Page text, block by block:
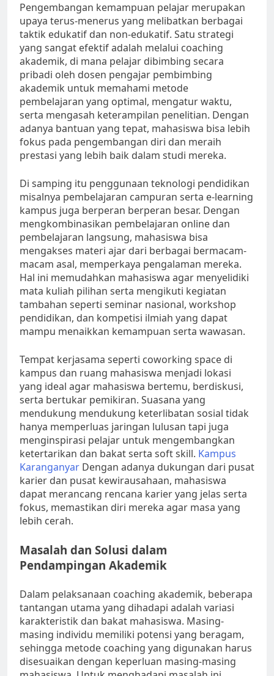
Pengembangan kemampuan pelajar merupakan
upaya terus-menerus yang melibatkan berbagai
taktik edukatif dan non-edukatif. Satu strategi
yang sangat efektif adalah melalui coaching
akademik, di mana pelajar dibimbing secara
pribadi oleh dosen pengajar pembimbing
akademik untuk memahami metode
pembelajaran yang optimal, mengatur waktu,
serta mengasah keterampilan penelitian. Dengan
adanya bantuan yang tepat, mahasiswa bisa lebih
fokus pada pengembangan diri dan meraih
prestasi yang lebih baik dalam studi mereka.
Di samping itu penggunaan teknologi pendidikan
misalnya pembelajaran campuran serta e-learning
kampus juga berperan berperan besar. Dengan
mengkombinasikan pembelajaran online dan
pembelajaran langsung, mahasiswa bisa
mengakses materi ajar dari berbagai bermacam-
macam asal, memperkaya pengalaman mereka.
Hal ini memudahkan mahasiswa agar menyelidiki
mata kuliah pilihan serta mengikuti kegiatan
tambahan seperti seminar nasional, workshop
pendidikan, dan kompetisi ilmiah yang dapat
mampu menaikkan kemampuan serta wawasan.
Tempat kerjasama seperti coworking space di
kampus dan ruang mahasiswa menjadi lokasi
yang ideal agar mahasiswa bertemu, berdiskusi,
serta bertukar pemikiran. Suasana yang
mendukung mendukung keterlibatan sosial tidak
hanya memperluas jaringan lulusan tapi juga
menginspirasi pelajar untuk mengembangkan
ketertarikan dan bakat serta soft skill. Kampus
Karanganyar Dengan adanya dukungan dari pusat
karier dan pusat kewirausahaan, mahasiswa
dapat merancang rencana karier yang jelas serta
fokus, memastikan diri mereka agar masa yang
lebih cerah.
Masalah dan Solusi dalam
Pendampingan Akademik
Dalam pelaksanaan coaching akademik, beberapa
tantangan utama yang dihadapi adalah variasi
karakteristik dan bakat mahasiswa. Masing-
masing individu memiliki potensi yang beragam,
sehingga metode coaching yang digunakan harus
disesuaikan dengan keperluan masing-masing